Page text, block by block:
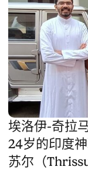
埃洛伊-奇拉
24岁的印度
苏尔（